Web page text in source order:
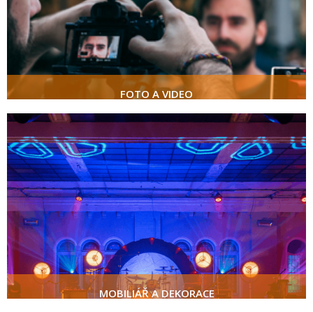
FOTO A VIDEO
více
MOBILIÁŘ A DEKORACE
MOBILIÁŘ A DEKORACE
více